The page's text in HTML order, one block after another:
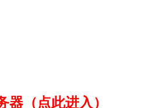
器（点此进入）